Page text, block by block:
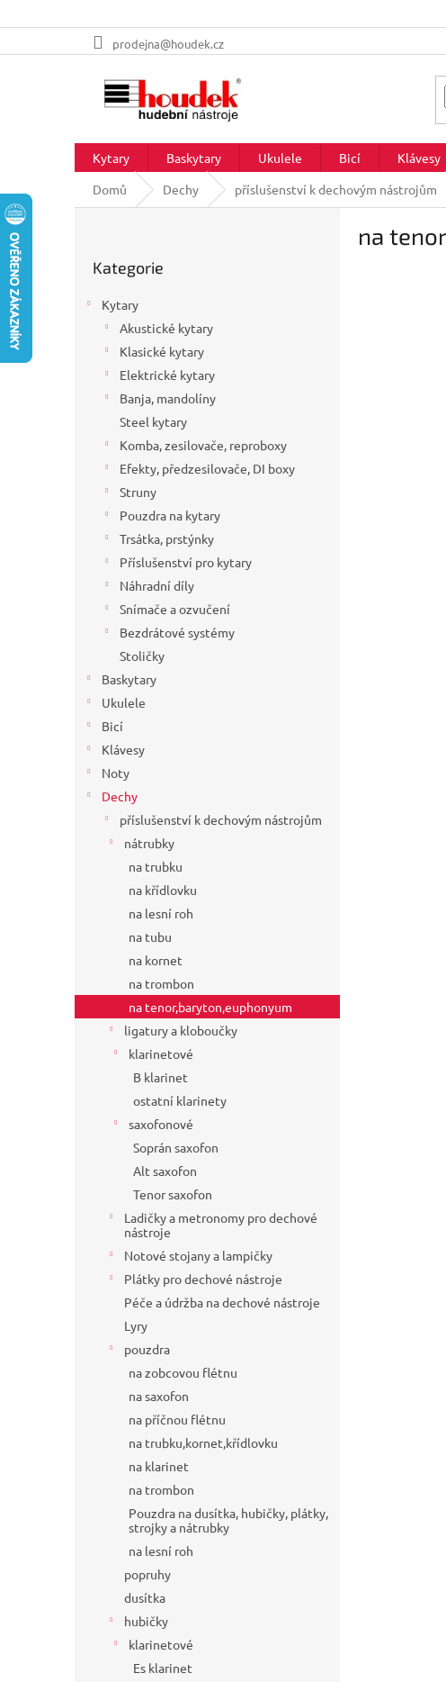
na
prodejna@houdek.cz
Kytary Baskytary Ukulele Bicí Klávesy
Domů
Dechy příslušenství k dechovým nástrojům
kategorie
Kategorie
Kytary
Akustické kytary
Klasické kytary
Elektrické kytary
Banja, mandolíny
Steel kytary
Komba, zesilovače, reproboxy
Efekty, předzesilovače, DI boxy
Struny
Pouzdra na kytary
Trsátka, prstýnky
Příslušenství pro kytary
Náhradní díly
Snímače a ozvučení
Bezdrátové systémy
Stoličky
Baskytary
Ukulele
Bicí
Klávesy
Noty
Dechy
příslušenství k dechovým nástrojům
nátrubky
na trubku
na křídlovku
na lesní roh
na tubu
na kornet
na trombon
na tenor,baryton,euphonyum
ligatury a kloboučky
klarinetové
B klarinet
ostatní klarinety
saxofonové
Soprán saxofon
Alt saxofon
Tenor saxofon
Ladičky a metronomy pro dechové
nástroje
Notové stojany a lampičky
Plátky pro dechové nástroje
Péče a údržba na dechové nástroje
Lyry
pouzdra
na zobcovou flétnu
na saxofon
na příčnou flétnu
na trubku,kornet,křídlovku
na klarinet
na trombon
Pouzdra na dusítka, hubičky, plátky,
strojky a nátrubky
na lesní roh
popruhy
dusítka
hubičky
klarinetové
Es klarinet
na